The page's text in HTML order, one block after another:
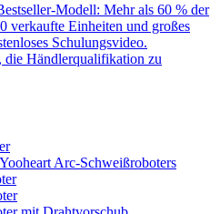
Modell: Mehr als 60 % der
verkaufte Einheiten und großes
Schulungsvideo.
die Händlerqualifikation zu
Arc-Schweißroboters